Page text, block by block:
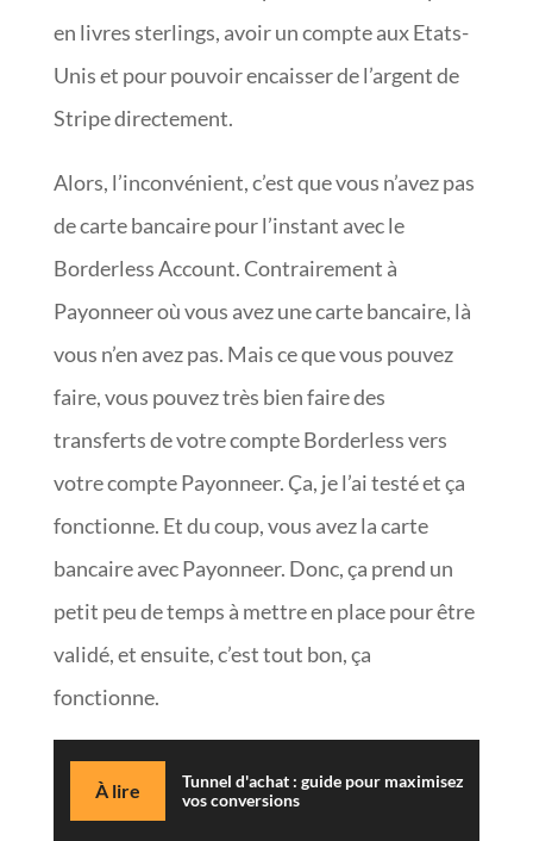
en livres sterlings, avoir un compte aux Etats-
Unis et pour pouvoir encaisser de l’argent de
Stripe directement.
Alors, l’inconvénient, c’est que vous n’avez pas
de carte bancaire pour l’instant avec le
Borderless Account. Contrairement à
Payonneer où vous avez une carte bancaire, là
vous n’en avez pas. Mais ce que vous pouvez
faire, vous pouvez très bien faire des
transferts de votre compte Borderless vers
votre compte Payonneer. Ça, je l’ai testé et ça
fonctionne. Et du coup, vous avez la carte
bancaire avec Payonneer. Donc, ça prend un
petit peu de temps à mettre en place pour être
validé, et ensuite, c’est tout bon, ça
fonctionne.
À lire
Tunnel d'achat : guide pour maximisez
vos conversions